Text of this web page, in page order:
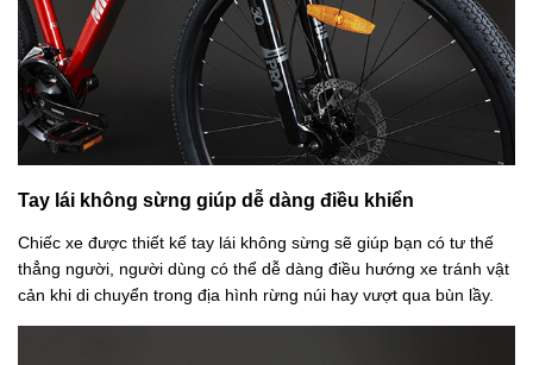
Tay lái không sừng giúp dễ dàng điều khiển
Chiếc xe được thiết kế tay lái không sừng sẽ giúp bạn có tư thế
thẳng người, người dùng có thể dễ dàng điều hướng xe tránh vật
cản khi di chuyển trong địa hình rừng núi hay vượt qua bùn lầy.